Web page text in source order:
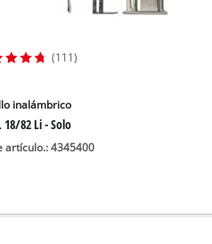
sucias
pozos
(111)
inalámbrico
18/82 Li - Solo
artículo.: 4345400